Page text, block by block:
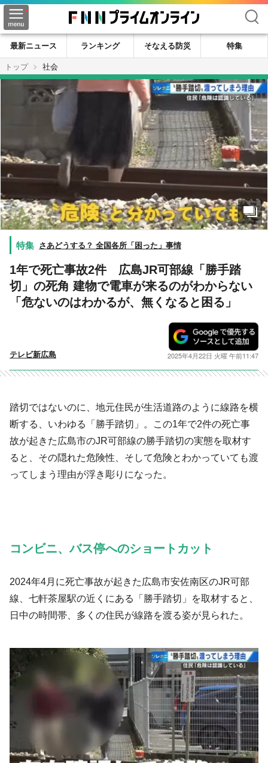
検索
最新ニュース ランキング そなえる防災
特集
トップ
社会
さあどうする？ 全国各所「困った」事情
1年で死亡事故2件 広島JR可部線「勝手踏
切」の死角 建物で電車が来るのがわからない
「危ないのはわかるが、無くなると困る」
テレビ新広島 2025年4月22日 火曜 午前11:47
踏切ではないのに、地元住民が生活道路のように線路を横
断する、いわゆる「勝手踏切」。この1年で2件の死亡事
故が起きた広島市のJR可部線の勝手踏切の実態を取材す
ると、その隠れた危険性、そして危険とわかっていても渡
ってしまう理由が浮き彫りになった。
コンビニ、バス停へのショートカット
2024年4月に死亡事故が起きた広島市安佐南区のJR可部
線、七軒茶屋駅の近くにある「勝手踏切」を取材すると、
日中の時間帯、多くの住民が線路を渡る姿が見られた。